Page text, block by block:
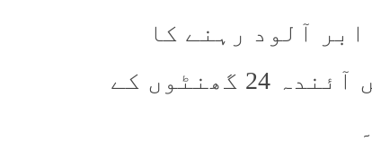
آلود رہنے کا
امکان ہے اور صوبے کے بیشتر اضلاع میں آئندہ 24 گھنٹوں کے